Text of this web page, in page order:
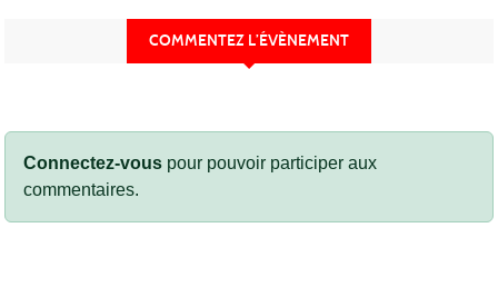
COMMENTEZ L’ÉVÈNEMENT
Connectez-vous pour pouvoir participer aux
commentaires.